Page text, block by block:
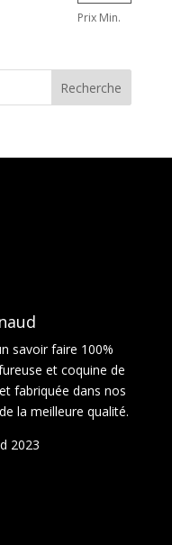
Prix Min.
Recherche
savoir faire 100%
et coquine de
fabriquée dans nos
la meilleure qualité.
2023